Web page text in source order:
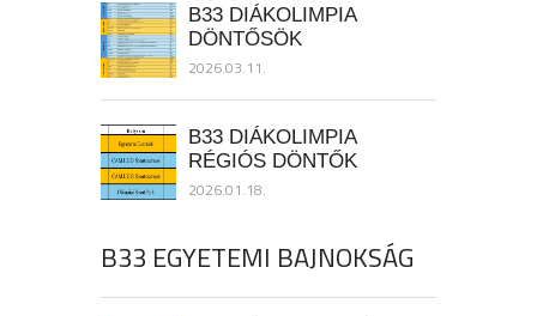
B33 DIÁKOLIMPIA
DÖNTŐSÖK
2026.03.11.
B33 DIÁKOLIMPIA
RÉGIÓS DÖNTŐK
2026.01.18.
B33 EGYETEMI BAJNOKSÁG